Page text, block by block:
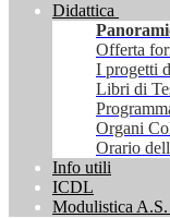
Didattica
Offerta
I progetti
Libri di
Organi
Orario
Info utili
ICDL
Modulistica